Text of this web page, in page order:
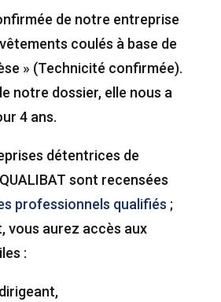
de notre entreprise
coulés à base de
» (Technicité confirmée).
notre dossier, elle nous a
4 ans.
détentrices de
sont recensées
professionnels qualifiés ;
vous aurez accès aux
: